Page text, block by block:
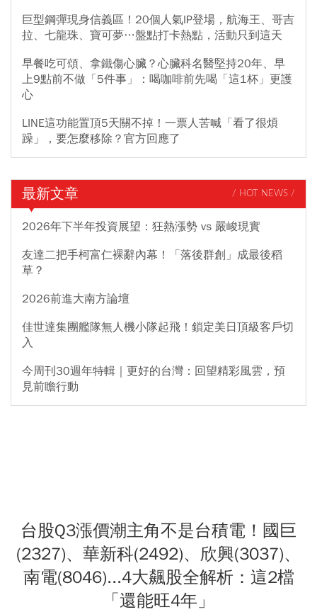
巨型鋼彈現身信義區！20個人氣IP登場，航海王、哥吉
拉、七龍珠、寶可夢…盤點打卡熱點，活動只到這天
早餐吃可頌、拿鐵傷心臟？心臟科名醫堅持20年、早
上9點前不做「5件事」：喝咖啡前先喝「這1杯」更護
心
LINE這功能置頂5天關不掉！一票人苦喊「看了很煩
躁」，要怎麼移除？官方回應了
最新文章 / HOT NEWS /
2026年下半年投資展望：狂熱漲勢 vs 嚴峻現實
友達二把手柯富仁裸辭內幕！「落後群創」成最後稻
草？
2026前進大南方論壇
佳世達集團艦隊無人機小隊起飛！鎖定美日頂級客戶切
入
今周刊30週年特輯｜更好的台灣：回望精彩風雲，預
見前瞻行動
台股Q3漲價潮主角不是台積電！國巨
(2327)、華新科(2492)、欣興(3037)、
南電(8046)...4大飆股全解析：這2檔
「還能旺4年」